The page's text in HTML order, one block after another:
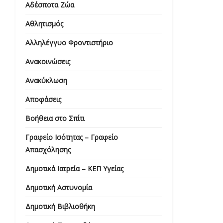
Αδέσποτα Ζώα
Αθλητισμός
Αλληλέγγυο Φροντιστήριο
Ανακοινώσεις
Ανακύκλωση
Αποφάσεις
Βοήθεια στο Σπίτι
Γραφείο Ισότητας – Γραφείο
Απασχόλησης
Δημοτικά Ιατρεία – ΚΕΠ Υγείας
Δημοτική Αστυνομία
Δημοτική Βιβλιοθήκη